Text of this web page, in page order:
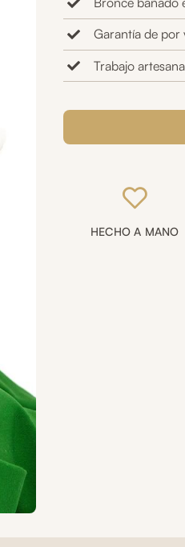
Garantía de por
Trabajo
cantidad
HECHO A MANO